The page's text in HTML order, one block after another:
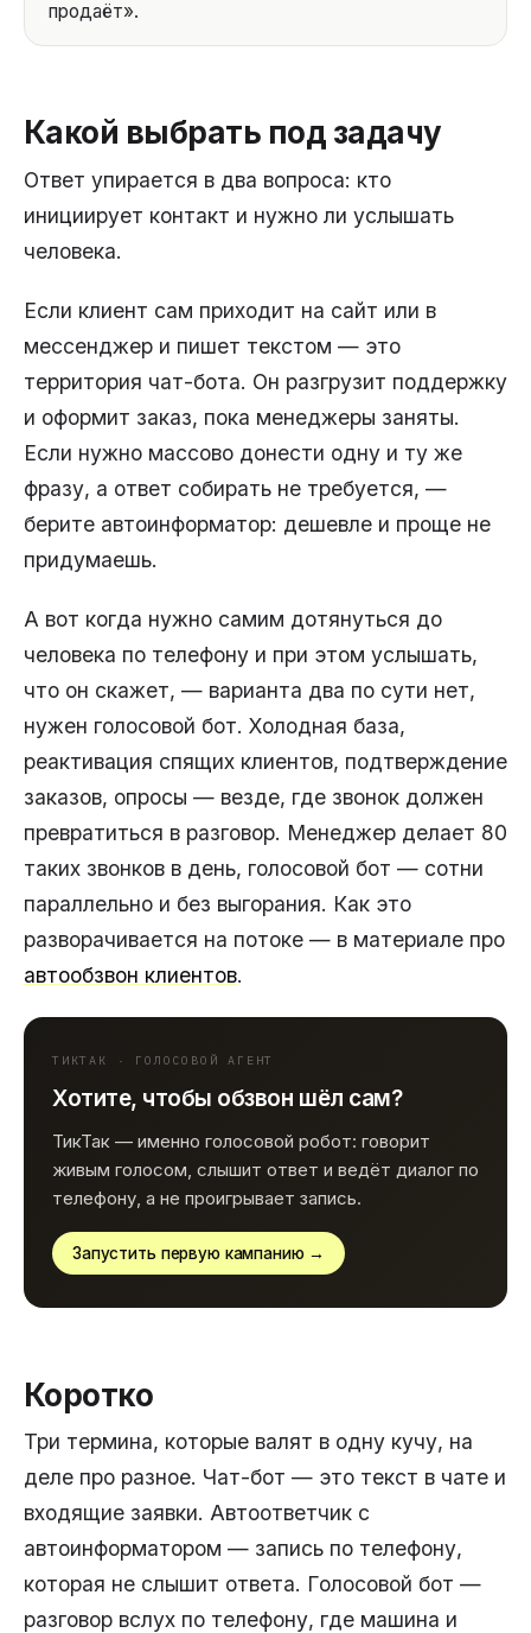
продаёт».
Какой выбрать под задачу
Ответ упирается в два вопроса: кто
инициирует контакт и нужно ли услышать
человека.
Если клиент сам приходит на сайт или в
мессенджер и пишет текстом — это
территория чат-бота. Он разгрузит поддержку
и оформит заказ, пока менеджеры заняты.
Если нужно массово донести одну и ту же
фразу, а ответ собирать не требуется, —
берите автоинформатор: дешевле и проще не
придумаешь.
А вот когда нужно самим дотянуться до
человека по телефону и при этом услышать,
что он скажет, — варианта два по сути нет,
нужен голосовой бот. Холодная база,
реактивация спящих клиентов, подтверждение
заказов, опросы — везде, где звонок должен
превратиться в разговор. Менеджер делает 80
таких звонков в день, голосовой бот — сотни
параллельно и без выгорания. Как это
разворачивается на потоке — в материале про
автообзвон клиентов.
ТИКТАК · ГОЛОСОВОЙ АГЕНТ
Хотите, чтобы обзвон шёл сам?
ТикТак — именно голосовой робот: говорит
живым голосом, слышит ответ и ведёт диалог по
телефону, а не проигрывает запись.
Запустить первую кампанию →
Коротко
Три термина, которые валят в одну кучу, на
деле про разное. Чат-бот — это текст в чате и
входящие заявки. Автоответчик с
автоинформатором — запись по телефону,
которая не слышит ответа. Голосовой бот —
разговор вслух по телефону, где машина и